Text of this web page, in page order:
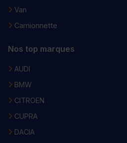
Van
Camionnette
Nos top marques
AUDI
BMW
CITROEN
CUPRA
DACIA